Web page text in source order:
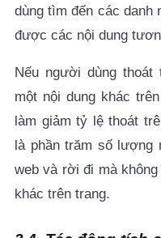
dùng tìm đến các
được các nội dung
Nếu người dùng
một nội dung khác
làm giảm tỷ lệ thoát
là phần trăm số lượng
web và rời đi mà
khác trên trang.